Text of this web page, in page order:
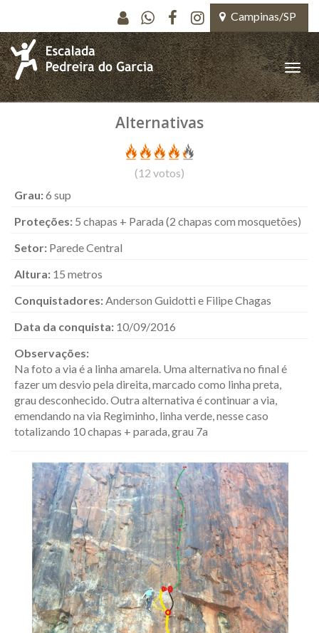
Pular para o conteúdo principal
Campinas/SP
Toggle
Alternativas
(12 votos)
Grau:6 sup
Proteções: 5 chapas + Parada (2 chapas com mosquetões)
Setor: Parede Central
Altura: 15 metros
Conquistadores:Anderson Guidotti e Filipe Chagas
Data da conquista: 10/09/2016
Observações:
Na foto a via é a linha amarela. Uma alternativa no final é
fazer um desvio pela direita, marcado como linha preta,
grau desconhecido. Outra alternativa é continuar a via,
emendando na via Regiminho, linha verde, nesse caso
totalizando 10 chapas + parada, grau 7a